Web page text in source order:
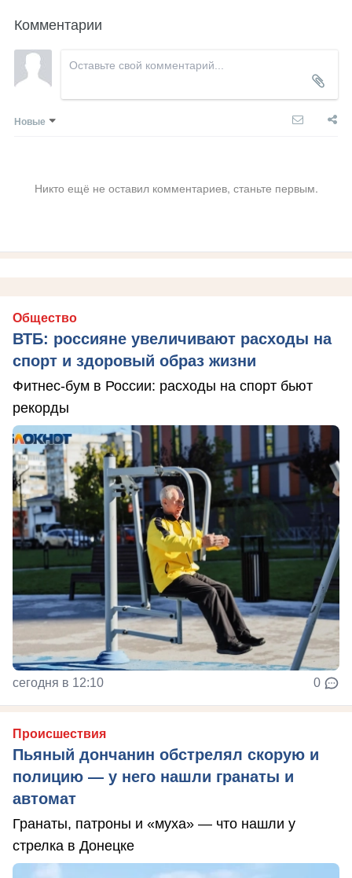
Комментарии
Новые
Никто ещё не оставил комментариев, станьте первым.
Общество
ВТБ: россияне увеличивают расходы на
спорт и здоровый образ жизни
Фитнес-бум в России: расходы на спорт бьют
рекорды
сегодня в 12:10 0
Происшествия
Пьяный дончанин обстрелял скорую и
полицию — у него нашли гранаты и
автомат
Гранаты, патроны и «муха» — что нашли у
стрелка в Донецке